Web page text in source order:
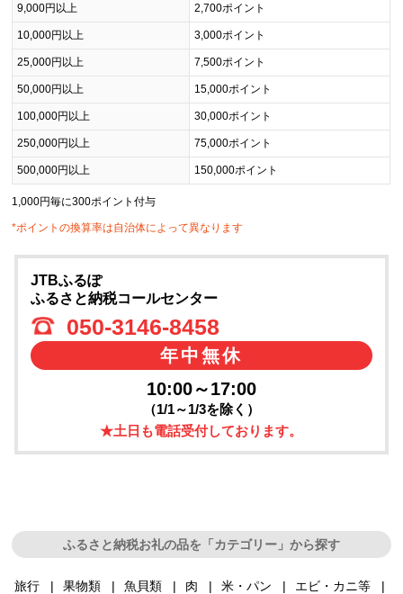
9,000円以上 2,700ポイント
10,000円以上 3,000ポイント
25,000円以上 7,500ポイント
50,000円以上 15,000ポイント
100,000円以上 30,000ポイント
250,000円以上 75,000ポイント
500,000円以上 150,000ポイント
1,000円毎に300ポイント付与
*ポイントの換算率は自治体によって異なります
JTBふるぽ
ふるさと納税コールセンター
050-3146-8458
年中無休
10:00～17:00
（1/1～1/3を除く）
★土日も電話受付しております。
ふるさと納税お礼の品を「カテゴリー」から探す
旅行 果物類 魚貝類 肉 米・パン
エビ・カニ等